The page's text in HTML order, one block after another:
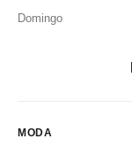
Domingo
MODA